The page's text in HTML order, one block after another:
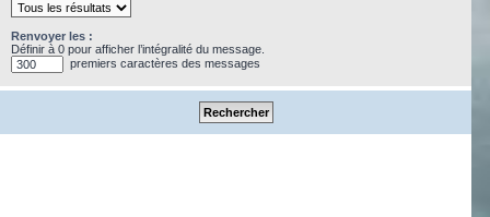
Renvoyer les :
Définir à 0 pour afficher l’intégralité du message.
premiers caractères des messages